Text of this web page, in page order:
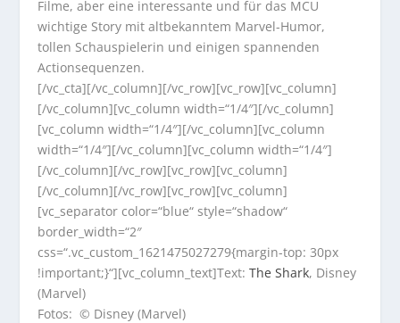
Filme, aber eine interessante und für das MCU
wichtige Story mit altbekanntem Marvel-Humor,
tollen Schauspielerin und einigen spannenden
Actionsequenzen.
[/vc_cta][/vc_column][/vc_row][vc_row][vc_column]
[/vc_column][vc_column width=“1/4″][/vc_column]
[vc_column width=“1/4″][/vc_column][vc_column
width=“1/4″][/vc_column][vc_column width=“1/4″]
[/vc_column][/vc_row][vc_row][vc_column]
[/vc_column][/vc_row][vc_row][vc_column]
[vc_separator color=“blue“ style=“shadow“
border_width=“2″
css=“.vc_custom_1621475027279{margin-top: 30px
!important;}“][vc_column_text]Text:The Shark, Disney
(Marvel)
Fotos: © Disney (Marvel)